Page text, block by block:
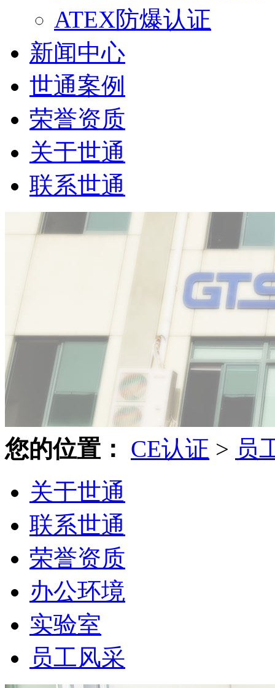
ATEX防爆认证
新闻中心
世通案例
荣誉资质
关于世通
联系世通
您的位置： CE认证 > 员
关于世通
联系世通
荣誉资质
办公环境
实验室
员工风采